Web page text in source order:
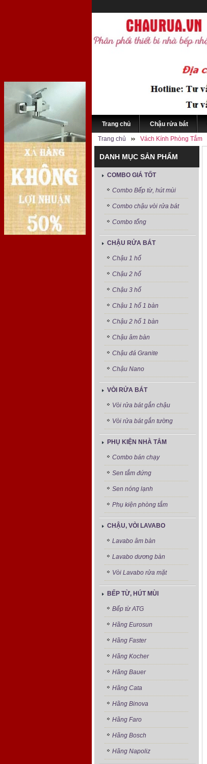
Trang chủ Chậu rửa bát
Trang chủ Vách Kính Phòng Tắm
DANH MỤC SẢN PHẨM
COMBO GIÁ TỐT
Combo Bếp từ, hút mùi
Combo chậu vòi rửa bát
Combo tổng
CHẬU RỬA BÁT
Chậu 1 hố
Chậu 2 hố
Chậu 3 hố
Chậu 1 hố 1 bàn
Chậu 2 hố 1 bàn
Chậu âm bàn
Chậu đá Granite
Chậu Nano
VÒI RỬA BÁT
Vòi rửa bát gắn chậu
Vòi rửa bát gắn tường
PHỤ KIỆN NHÀ TẮM
Combo bán chạy
Sen tắm đứng
Sen nóng lạnh
Phụ kiện phòng tắm
CHẬU, VÒI LAVABO
Lavabo âm bàn
Lavabo dương bàn
Vòi Lavabo rửa mặt
BẾP TỪ, HÚT MÙI
Bếp từ ATG
Hãng Eurosun
Hãng Faster
Hãng Kocher
Hãng Bauer
Hãng Cata
Hãng Binova
Hãng Faro
Hãng Bosch
Hãng Napoliz